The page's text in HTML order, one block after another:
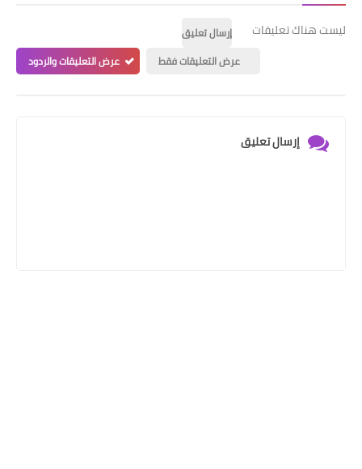
ليست هناك تعليقات
إرسال تعليق
عرض التعليقات فقط
عرض التعليقات والردود
إرسال تعليق